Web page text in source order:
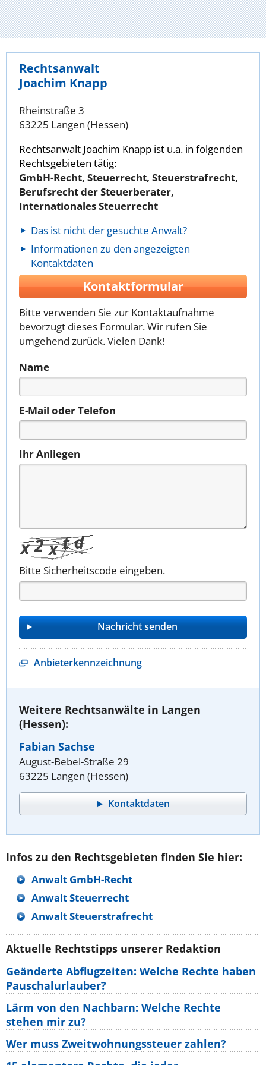
Rechtsanwalt
Joachim Knapp
Rheinstraße 3
63225 Langen (Hessen)
Rechtsanwalt Joachim Knapp ist u.a. in folgenden
Rechtsgebieten tätig:
GmbH-Recht, Steuerrecht, Steuerstrafrecht,
Berufsrecht der Steuerberater,
Internationales Steuerrecht
Das ist nicht der gesuchte Anwalt?
Informationen zu den angezeigten
Kontaktdaten
Kontaktformular
Bitte verwenden Sie zur Kontaktaufnahme
bevorzugt dieses Formular. Wir rufen Sie
umgehend zurück. Vielen Dank!
Name
E-Mail oder Telefon
Ihr Anliegen
Bitte Sicherheitscode eingeben.
Anbieterkennzeichnung
Weitere Rechtsanwälte in Langen
(Hessen):
Fabian Sachse
August-Bebel-Straße 29
63225 Langen (Hessen)
Kontaktdaten
Infos zu den Rechtsgebieten finden Sie hier:
Anwalt GmbH-Recht
Anwalt Steuerrecht
Anwalt Steuerstrafrecht
Aktuelle Rechtstipps unserer Redaktion
Geänderte Abflugzeiten: Welche Rechte haben
Pauschalurlauber?
Lärm von den Nachbarn: Welche Rechte
stehen mir zu?
Wer muss Zweitwohnungssteuer zahlen?